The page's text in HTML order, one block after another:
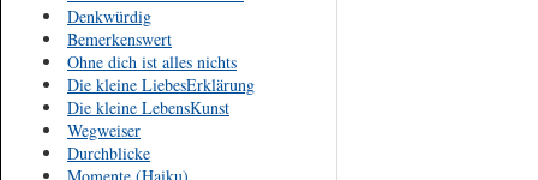
Denkwürdig
Bemerkenswert
Ohne dich ist alles nichts
Die kleine LiebesErklärung
Die kleine LebensKunst
Wegweiser
Durchblicke